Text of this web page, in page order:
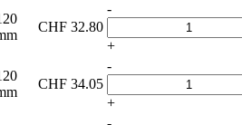
CHF 32.80
-
+
CHF 34.05
-
+